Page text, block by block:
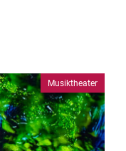
Musiktheater